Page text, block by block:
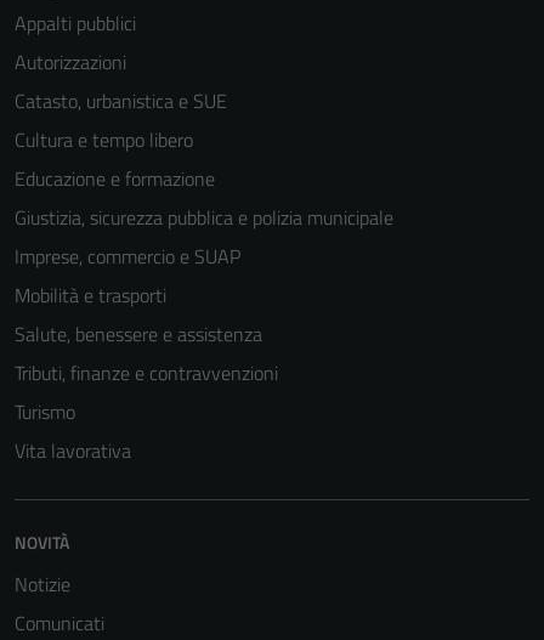
Appalti pubblici
Autorizzazioni
Catasto, urbanistica e SUE
Cultura e tempo libero
Educazione e formazione
Giustizia, sicurezza pubblica e polizia municipale
Imprese, commercio e SUAP
Mobilità e trasporti
Salute, benessere e assistenza
Tributi, finanze e contravvenzioni
Turismo
Vita lavorativa
NOVITÀ
Notizie
Comunicati